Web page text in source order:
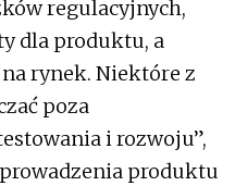
regulacyjnych,
dla produktu, a
rynek. Niektóre z
poza
i rozwoju”,
produktu